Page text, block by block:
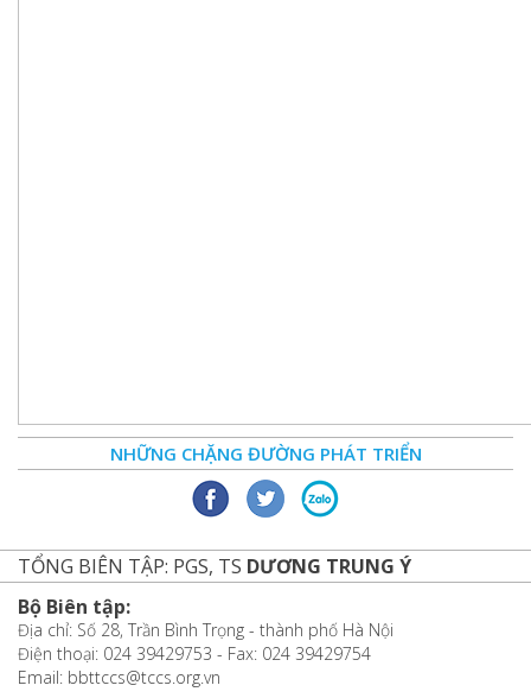
NHỮNG CHẶNG ĐƯỜNG PHÁT TRIỂN
TỔNG BIÊN TẬP: PGS, TS DƯƠNG TRUNG Ý
Bộ Biên tập:
Địa chỉ: Số 28, Trần Bình Trọng - thành phố Hà Nội
Điện thoại: 024 39429753 - Fax: 024 39429754
Email: bbttccs@tccs.org.vn